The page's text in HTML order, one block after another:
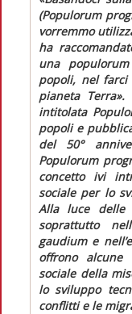
(Populorum
vorremmo
ha
una
popoli, nel farci
pianeta Terra».
intitolata
popoli e
del 50°
Populorum
concetto ivi
sociale per lo
Alla luce delle
soprattutto
gaudiume
offrono alcune
sociale della
lo sviluppo
conflitti e le